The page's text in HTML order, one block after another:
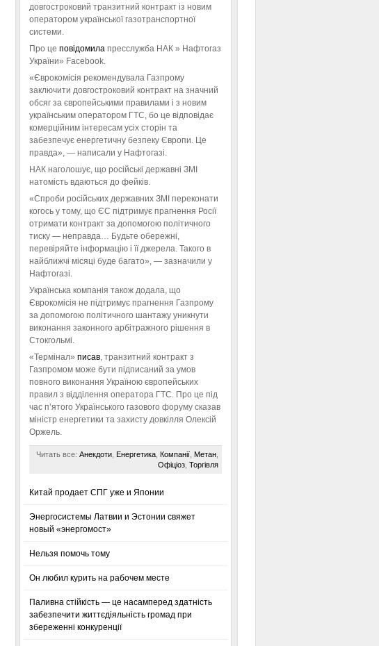
довгостроковий транзитний контракт із новим
оператором української газотранспортної
системи.
Про це повідомила пресслужба НАК » Нафтогаз
України» Facebook.
«Єврокомісія рекомендувала Газпрому
заключити довгостроковий контракт на значний
обсяг за європейськими правилами і з новим
українським оператором ГТС, бо це відповідає
комерційним інтересам усіх сторін та
забезпечує енергетичну безпеку Європи. Це
правда», — написали у Нафтогазі.
НАК наголошує, що російські державні ЗМІ
натомість вдаються до фейків.
«Спроби російських державних ЗМІ переконати
когось у тому, що ЄС підтримує прагнення Росії
отримати контракт за допомогою політичного
тиску — неправда… Будьте обережні,
перевіряйте інформацію і її джерела. Такого в
найближчі місяці буде багато», — зазначили у
Нафтогазі.
Українська компанія також додала, що
Єврокомісія не підтримує прагнення Газпрому
за допомогою політичного шантажу уникнути
виконання законного арбітражного рішення в
Стокгольмі.
«Термінал» писав, транзитний контракт з
Газпромом може бути підписаний за умов
повного виконання Україною європейських
правил з відділення оператора ГТС. Про це під
час п’ятого Українського газового форуму сказав
міністр енергетики та захисту довкілля Олексій
Оржель.
Читать все: Анекдоти, Енергетика, Компанії, Метан,
Офіціоз, Торгівля
Китай продает СПГ уже и Японии
Энергосистемы Латвии и Эстонии свяжет
новый «энергомост»
Нельзя помочь тому
Он любил курить на рабочем месте
Паливна стійкість — це насамперед здатність
забезпечити життєдіяльність громад при
збереженні конкуренції